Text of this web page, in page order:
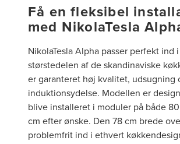
Få en fleksibel
med NikolaTesla
NikolaTesla Alpha passer perfekt ind
størstedelen af de skandinaviske
er garanteret høj kvalitet, udsugning
induktionsydelse. Modellen er
blive installeret i moduler på både
cm efter ønske. Den 78 cm brede
problemfrit ind i ethvert